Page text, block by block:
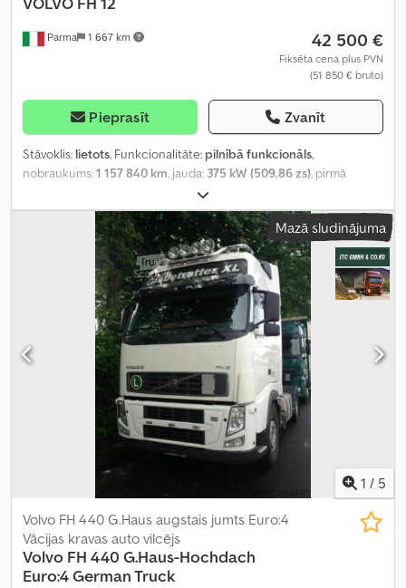
Parma 1 667 km 42 500 €
Fiksēta cena plus PVN
(51 850 € bruto)
Pieprasīt Zvanīt
Stāvoklis: lietots, Funkcionalitāte: pilnībā funkcionāls,
nobraukums:1 157 840 km, jauda: 375 kW (509,86 zs), pirmā
, degvielas veids:
315/80, riepu stāvoklis:40 procenti, asu konfigurācija:3 asis, krāsa:
, pārnesuma veids: mehānisks , emisijas klase:Euro 6, piekares
tērauds-gaiss , Ražošanas gads:2016,
Mazā sludinājuma
1 / 5
Volvo FH 440 G.Haus augstais jumts Euro:4
Vācijas kravas auto vilcējs
Volvo FH 440 G.Haus-Hochdach
Euro:4 German Truck